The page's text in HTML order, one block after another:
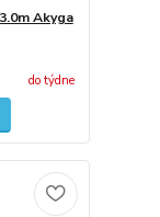
Akyga
do týdne